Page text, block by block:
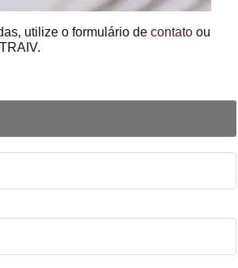
utilize o formulário decontato ou